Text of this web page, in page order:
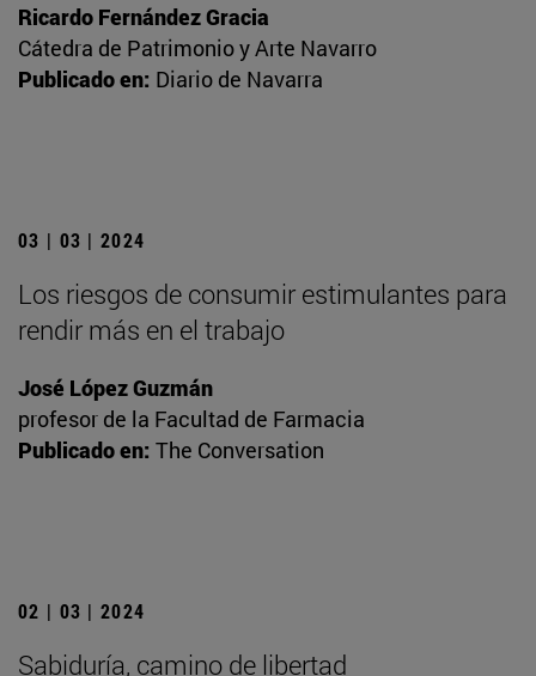
Ricardo Fernández Gracia
Cátedra de Patrimonio y Arte Navarro
Publicado en: Diario de Navarra
03 | 03 | 2024
Los riesgos de consumir estimulantes para
rendir más en el trabajo
José López Guzmán
profesor de la Facultad de Farmacia
Publicado en: The Conversation
02 | 03 | 2024
Sabiduría, camino de libertad